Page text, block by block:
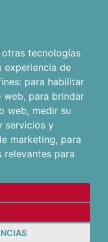
tecnologías
experiencia de
para habilitar
web, para brindar
web, medir su
servicios y
marketing, para
relevantes para